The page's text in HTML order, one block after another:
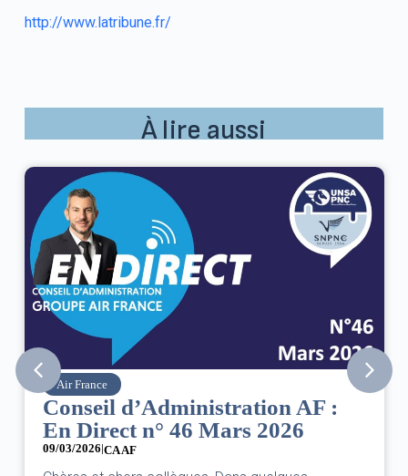
http://www.latribune.fr/
À lire aussi
Air France
Conseil d’Administration AF :
En Direct n° 46 Mars 2026
09/03/2026|CA AF